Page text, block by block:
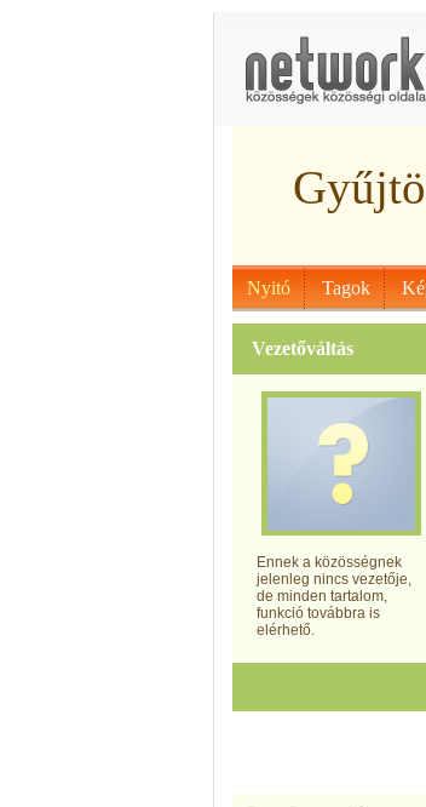
Nyitó Tagok
Vezetőváltás
Ennek a közösségnek
jelenleg nincs vezetője,
de minden tartalom,
funkció továbbra is
elérhető.